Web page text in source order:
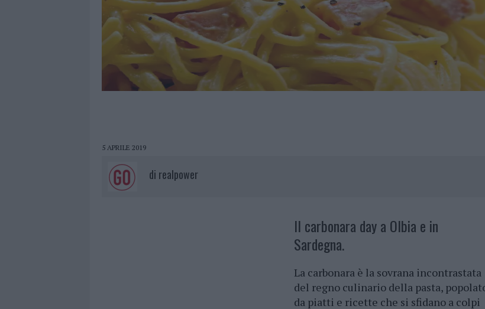
5 APRILE 2019
di realpower
Il carbonara day a Olbia e in
Sardegna.
La carbonara è la sovrana incontrastata
del regno culinario della pasta,
da piatti e ricette che si sfidano a colpi